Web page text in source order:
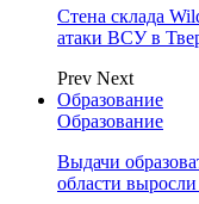
Стена склада
атаки ВСУ в
Prev Next
Образование
Образование
Выдачи
области выросли